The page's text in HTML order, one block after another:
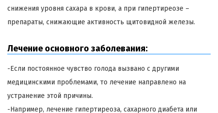
снижения уровня сахара в крови, а при гипертиреозе –
препараты, снижающие активность щитовидной железы.
Лечение основного заболевания:
-Если постоянное чувство голода вызвано с другими
медицинскими проблемами, то лечение направлено на
устранение этой причины.
-Например, лечение гипертиреоза, сахарного диабета или